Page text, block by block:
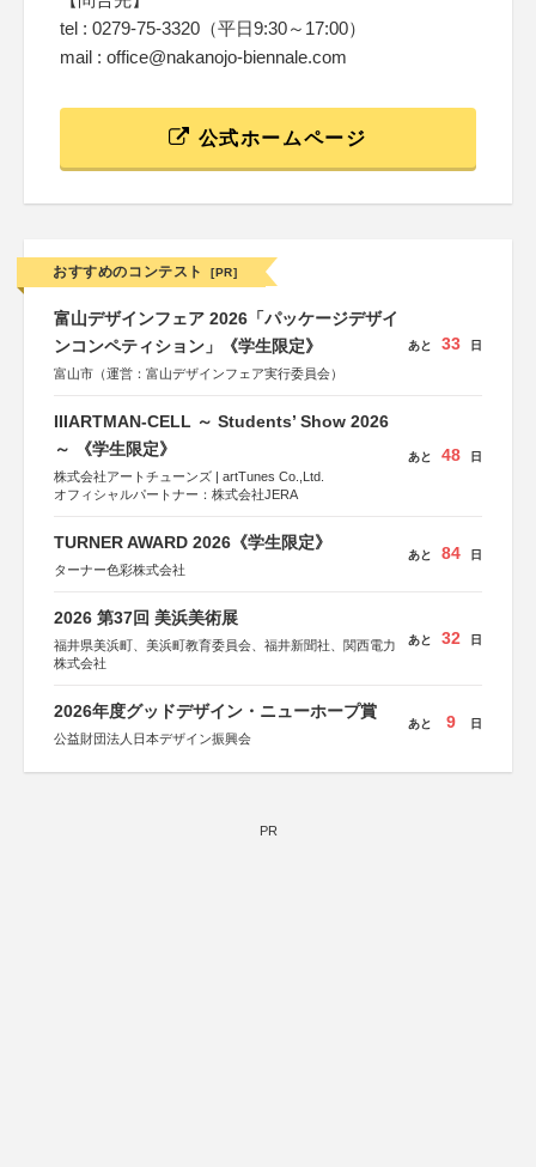
tel : 0279-75-3320（平日9:30～17:00）
mail : office@nakanojo-biennale.com
公式ホームページ
おすすめのコンテスト [PR]
富山デザインフェア 2026「パッケージデザイ
ンコンペティション」《学生限定》
富山市（運営：富山デザインフェア実行委員会）
あと 33 日
IIIARTMAN-CELL ～ Students’ Show 2026
～ 《学生限定》
株式会社アートチューンズ | artTunes Co.,Ltd.
オフィシャルパートナー：株式会社JERA
あと 48 日
TURNER AWARD 2026《学生限定》
ターナー色彩株式会社
あと 84 日
2026 第37回 美浜美術展
福井県美浜町、美浜町教育委員会、福井新聞社、関西電力
株式会社
あと 32 日
2026年度グッドデザイン・ニューホープ賞
公益財団法人日本デザイン振興会
あと 9 日
PR